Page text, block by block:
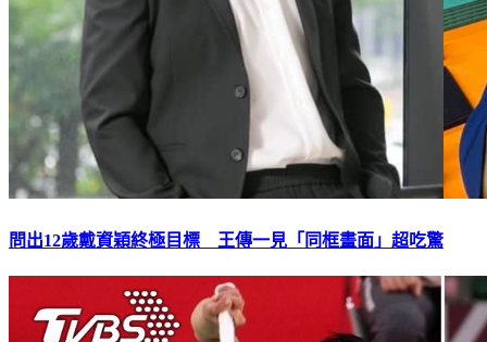
問出12歲戴資穎終極目標 王傳一見「同框畫面」超吃驚